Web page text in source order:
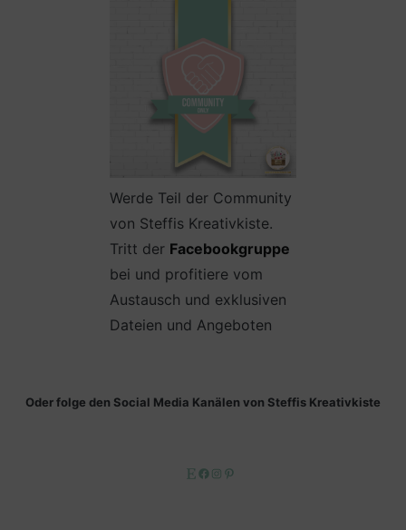
Werde Teil der Community
von Steffis Kreativkiste.
Tritt der Facebookgruppe
bei und profitiere vom
Austausch und exklusiven
Dateien und Angeboten
Oder folge den Social Media Kanälen von Steffis Kreativkiste
EtsyFacebook
Instagram